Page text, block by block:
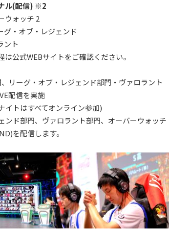
ル(配信) ※2
ォッチ 2
・オブ・レジェンド
ント
公式WEBサイトをご確認ください。
ーグ・オブ・レジェンド部門・ヴァロラント
配信を実施
トはすべてオンライン参加)
ンド部門、ヴァロラント部門、オーバーウォッチ
を配信します。